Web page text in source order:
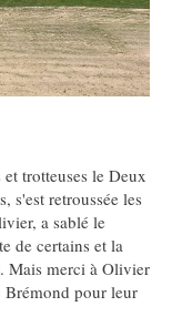
trotteuses le Deux
s'est retroussée les
a sablé le
de certains et la
Mais merci à Olivier
Brémond pour leur